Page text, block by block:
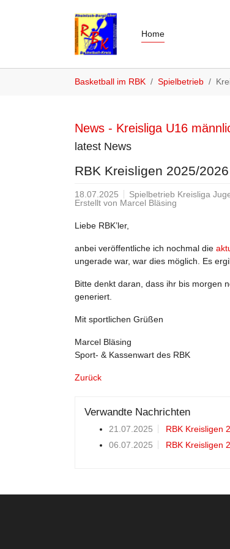
Home
Basketball im RBK
Spielbetrieb
News - Kreisliga U16
latest News
RBK Kreisligen 2025/
18.07.2025
Spielbetrieb Kreisliga
Erstellt von Marcel Bläsing
Liebe RBK’ler,
anbei veröffentliche ich nochmal die
ungerade war, war dies möglich. Es
Bitte denkt daran, dass ihr bis morgen
generiert.
Mit sportlichen Grüßen
Marcel Bläsing
Sport- & Kassenwart des RBK
Zurück
Verwandte Nachrichten
21.07.2025
RBK Kreisligen
06.07.2025
RBK Kreisligen